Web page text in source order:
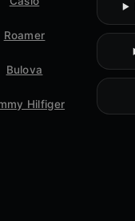
Roamer
Bulova
Hilfiger